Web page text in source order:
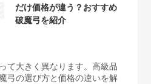
だけ価格が違う？おすすめ
破魔弓を紹介
て大きく異なります。高級品
弓の選び方と価格の違いを解